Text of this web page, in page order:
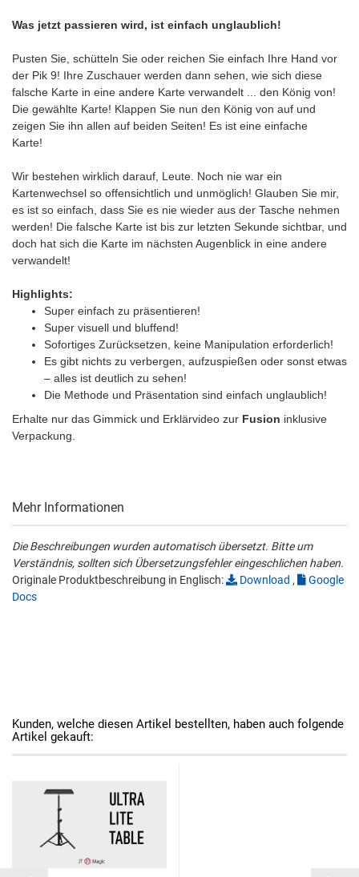
Was jetzt passieren wird, ist einfach unglaublich!
Pusten Sie, schütteln Sie oder reichen Sie einfach Ihre Hand vor
der Pik 9! Ihre Zuschauer werden dann sehen, wie sich diese
falsche Karte in eine andere Karte verwandelt ... den König von!
Die gewählte Karte! Klappen Sie nun den König von auf und
zeigen Sie ihn allen auf beiden Seiten! Es ist eine einfache
Karte!
Wir bestehen wirklich darauf, Leute. Noch nie war ein
Kartenwechsel so offensichtlich und unmöglich! Glauben Sie mir,
es ist so einfach, dass Sie es nie wieder aus der Tasche nehmen
werden! Die falsche Karte ist bis zur letzten Sekunde sichtbar, und
doch hat sich die Karte im nächsten Augenblick in eine andere
verwandelt!
Highlights:
Super einfach zu präsentieren!
Super visuell und bluffend!
Sofortiges Zurücksetzen, keine Manipulation erforderlich!
Es gibt nichts zu verbergen, aufzuspießen oder sonst etwas
– alles ist deutlich zu sehen!
Die Methode und Präsentation sind einfach unglaublich!
Erhalte nur das Gimmick und Erklärvideo zur Fusion inklusive
Verpackung.
Mehr Informationen
Die Beschreibungen wurden automatisch übersetzt. Bitte um
Verständnis, sollten sich Übersetzungsfehler eingeschlichen haben.
Originale Produktbeschreibung in Englisch:
Download ,
Google
Docs
Kunden, welche diesen Artikel bestellten, haben auch folgende
Artikel gekauft: